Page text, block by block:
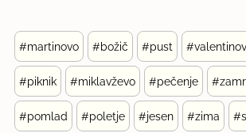
#martinovo #božič #pust
#piknik #miklavževo #pečenje
#pomlad #poletje #jesen #zima